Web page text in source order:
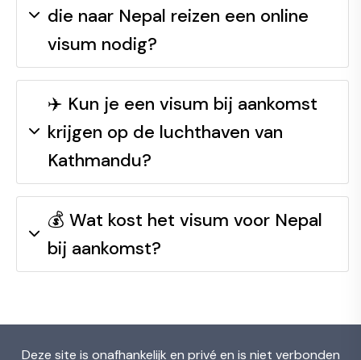
die naar Nepal reizen een online
visum nodig?
✈️ Kun je een visum bij aankomst
krijgen op de luchthaven van
Kathmandu?
💰 Wat kost het visum voor Nepal
bij aankomst?
Deze site is onafhankelijk en privé en is niet verbonden